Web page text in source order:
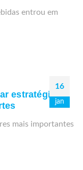
entrou em
16
jan
estratégico
mais importantes